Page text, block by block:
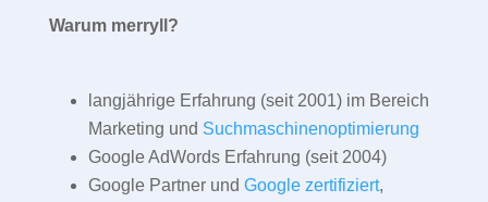
Warum merryll?
langjährige Erfahrung (seit 2001) im Bereich
Marketing und Suchmaschinenoptimierung
Google AdWords Erfahrung (seit 2004)
Google Partner und Google zertifiziert,